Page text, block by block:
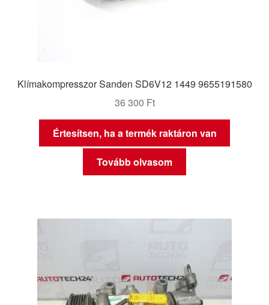
Klímakompresszor Sanden SD6V12 1449 9655191580
36 300 Ft
Értesítsen, ha a termék raktáron van
Tovább olvasom